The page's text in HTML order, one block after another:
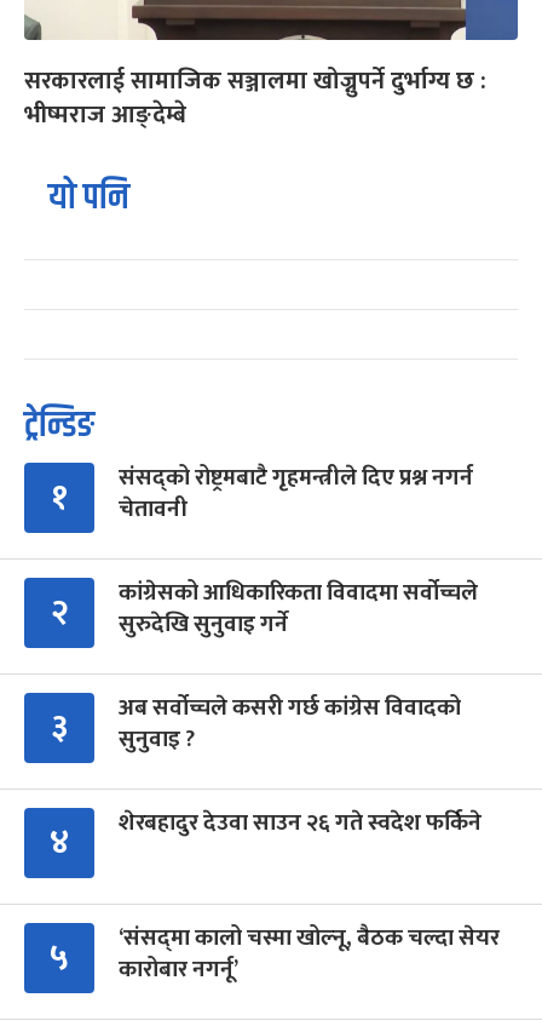
सरकारलाई सामाजिक सञ्जालमा खोज्नुपर्ने दुर्भाग्य छ :
भीष्मराज आङ्देम्बे
यो पनि
ट्रेन्डिङ
१
संसद्को रोष्ट्रमबाटै गृहमन्त्रीले दिए प्रश्न नगर्न
चेतावनी
२
कांग्रेसको आधिकारिकता विवादमा सर्वोच्चले
सुरुदेखि सुनुवाइ गर्ने
३
अब सर्वोच्चले कसरी गर्छ कांग्रेस विवादको
सुनुवाइ ?
४ शेरबहादुर देउवा साउन २६ गते स्वदेश फर्किने
५
‘संसद्‍मा कालो चस्मा खोल्नू, बैठक चल्दा सेयर
कारोबार नगर्नू’